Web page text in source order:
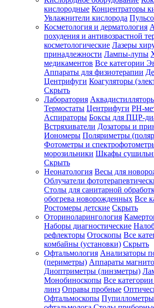
Зарегистрироваться
Зачем
регистрироваться?
Все
покупки
одном
месте
Личный
менеджер
Отслеживание
статуса
заказа
кислородные Концентраторы
Увлажнители кислорода
Косметология и дерматология
похудения и антивозрастной
косметологические Лазеры
принадлежности Лампы-лупы
медикаментов Все категории
Аппараты для физиотерапии
Центрифуги Коагуляторы
Скрыть
Лаборатория
Термостаты Центрифуги PH-
Аспираторы Боксы для ПЦР-
Встряхиватели Дозаторы и
Иономеры Поляриметры
Фотометры и
морозильники Шкафы
Скрыть
Неонатология Весы для
Облучатели
Столы для санитарной
обогрева новорожденных Все
Ростомеры детские Скрыть
Оториноларингология
Наборы диагностические
рефлекторы Отоскопы Все
комбайны (установки) Скрыть
Офтальмология Анализаторы
(периметры) Аппараты
Диоптриметры (линзметры)
Монобиноскопы Все категории
линз Оправы пробные
Офтальмоскопы Пупиллометры